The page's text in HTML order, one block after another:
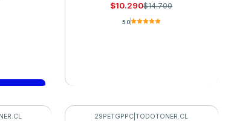
$10.290$14.700
5.0
VER DETALLES
29PETGPPC |TODOTONER.CL